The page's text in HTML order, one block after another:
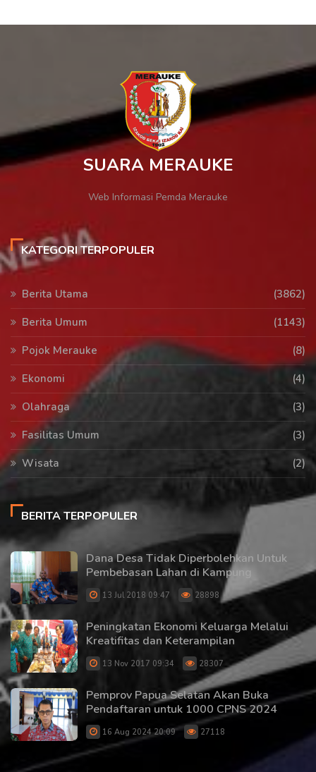
SUARA MERAUKE
Web Informasi Pemda Merauke
KATEGORI TERPOPULER
Berita Utama
(3862)
Berita Umum
(1143)
Pojok Merauke
(8)
Ekonomi
(4)
Olahraga
(3)
Fasilitas Umum
(3)
Wisata
(2)
BERITA TERPOPULER
Dana Desa Tidak Diperbolehkan Untuk
Pembebasan Lahan di Kampung
13 Jul 2018 09:47 28898
Peningkatan Ekonomi Keluarga Melalui
Kreatifitas dan Keterampilan
13 Nov 2017 09:34 28307
Pemprov Papua Selatan Akan Buka
Pendaftaran untuk 1000 CPNS 2024
16 Aug 2024 20:09 27118